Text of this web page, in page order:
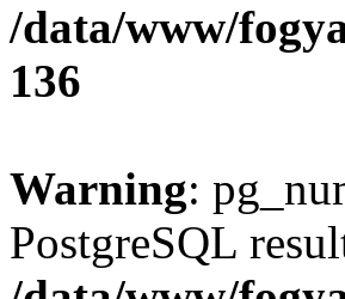
/data/www/
136
Warning:
PostgreSQL